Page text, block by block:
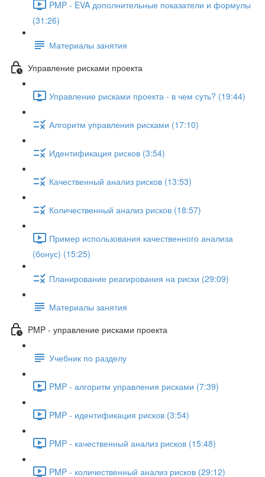
PMP - EVA дополнительные показатели и формулы
(31:26)
Материалы занятия
Управление рисками проекта
Управление рисками проекта - в чем суть? (19:44)
Алгоритм управления рисками (17:10)
Идентификация рисков (3:54)
Качественный анализ рисков (13:53)
Количественный анализ рисков (18:57)
Пример использования качественного анализа
(бонус) (15:25)
Планирование реагирования на риски (29:09)
Материалы занятия
PMP - управление рисками проекта
Учебник по разделу
PMP - алгоритм управления рисками (7:39)
PMP - идентификация рисков (3:54)
PMP - качественный анализ рисков (15:48)
PMP - количественный анализ рисков (29:12)